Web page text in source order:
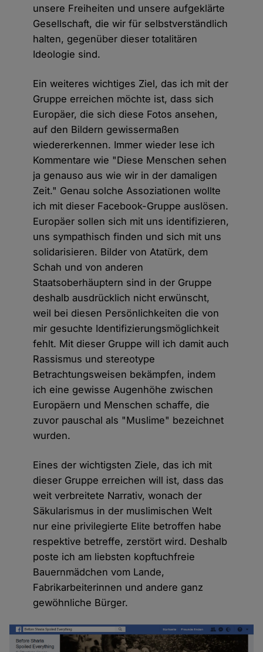
unsere Freiheiten und unsere aufgeklärte
Gesellschaft, die wir für selbstverständlich
halten, gegenüber dieser totalitären
Ideologie sind.
Ein weiteres wichtiges Ziel, das ich mit der
Gruppe erreichen möchte ist, dass sich
Europäer, die sich diese Fotos ansehen,
auf den Bildern gewissermaßen
wiedererkennen. Immer wieder lese ich
Kommentare wie "Diese Menschen sehen
ja genauso aus wie wir in der damaligen
Zeit." Genau solche Assoziationen wollte
ich mit dieser Facebook-Gruppe auslösen.
Europäer sollen sich mit uns identifizieren,
uns sympathisch finden und sich mit uns
solidarisieren. Bilder von Atatürk, dem
Schah und von anderen
Staatsoberhäuptern sind in der Gruppe
deshalb ausdrücklich nicht erwünscht,
weil bei diesen Persönlichkeiten die von
mir gesuchte Identifizierungsmöglichkeit
fehlt. Mit dieser Gruppe will ich damit auch
Rassismus und stereotype
Betrachtungsweisen bekämpfen, indem
ich eine gewisse Augenhöhe zwischen
Europäern und Menschen schaffe, die
zuvor pauschal als "Muslime" bezeichnet
wurden.
Eines der wichtigsten Ziele, das ich mit
dieser Gruppe erreichen will ist, dass das
weit verbreitete Narrativ, wonach der
Säkularismus in der muslimischen Welt
nur eine privilegierte Elite betroffen habe
respektive betreffe, zerstört wird. Deshalb
poste ich am liebsten kopftuchfreie
Bauernmädchen vom Lande,
Fabrikarbeiterinnen und andere ganz
gewöhnliche Bürger.